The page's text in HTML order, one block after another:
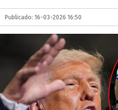
Publicado: 16-03-2026 16:50